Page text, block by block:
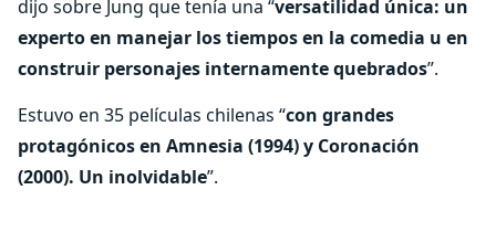
dijo sobre Jung que tenía una “versatilidad única: un
experto en manejar los tiempos en la comedia u en
construir personajes internamente quebrados”.
Estuvo en 35 películas chilenas “con grandes
protagónicos en Amnesia (1994) y Coronación
(2000). Un inolvidable”.